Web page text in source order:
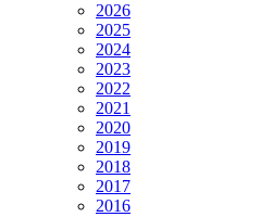
2026
2025
2024
2023
2022
2021
2020
2019
2018
2017
2016